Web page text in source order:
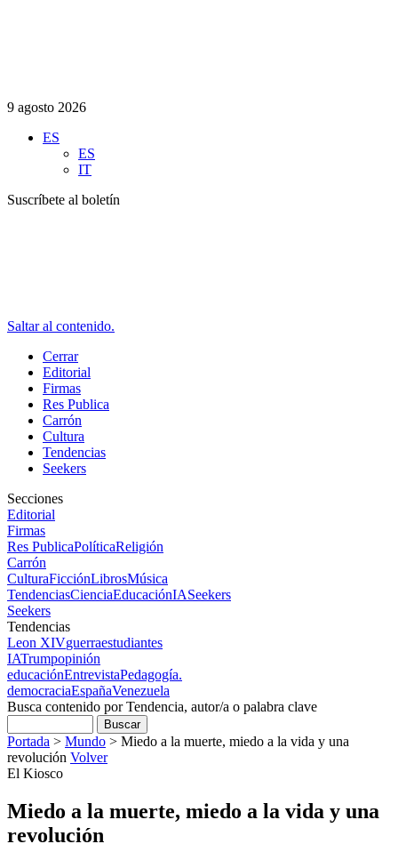
9 agosto 2026
ES
ES
IT
Suscríbete al boletín
Saltar al contenido.
Cerrar
Editorial
Firmas
Res Publica
Carrón
Cultura
Tendencias
Seekers
Secciones
Editorial
Firmas
Res PublicaPolíticaReligión
Carrón
CulturaFicciónLibrosMúsica
TendenciasCienciaEducaciónIASeekers
Seekers
Tendencias
Leon XIVguerraestudiantes
IATrumpopinión
educaciónEntrevistaPedagogía.
democraciaEspañaVenezuela
Busca contenido por Tendencia, autor/a o palabra clave
Portada > Mundo > Miedo a la muerte, miedo a la vida y una
revolución Volver
El Kiosco
Miedo a la muerte, miedo a la vida y una
revolución